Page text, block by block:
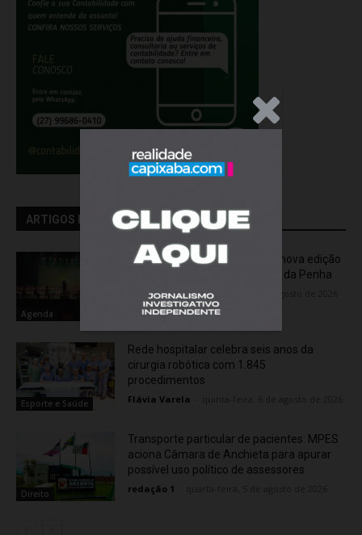
ARTIGOS RELACIONADOS
Agenda
OCA Sinfônica é a atração da nova edição
do “Som na Sexta” em Jardim da Penha
Flávia Varela - sexta-feira, 7 de agosto de 2026
Esporte e Saúde
Rede hospitalar celebra seis anos da
cirurgia robótica com 1.845
procedimentos
Flávia Varela
Direito
Transporte particular de pacientes: MPES
aciona Câmara de Anchieta para apurar
possível uso político de assessores
redação 1